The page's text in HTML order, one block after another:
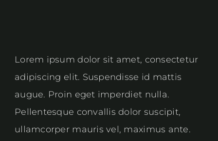
Lorem ipsum dolor sit amet, consectetur
adipiscing elit. Suspendisse id mattis
augue. Proin eget imperdiet nulla.
Pellentesque convallis dolor suscipit,
ullamcorper mauris vel, maximus ante.